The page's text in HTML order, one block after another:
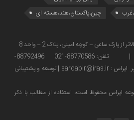
چین،پاکستان،هند،هسته ای
| کدپستی: 1434734368 | تلفن: 88770586-021 88792496-
توسعه و پشتیبانی
ایراس محفوظ است، استفاده از مطالب با ذكر